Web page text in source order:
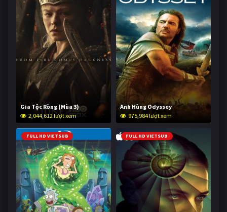
Gia Tộc Rồng (Mùa 3)
2,044,612 lượt xem
Anh Hùng Odyssey
975,984 lượt xem
FULL HD VIETSUB FULL HD VIETSUB